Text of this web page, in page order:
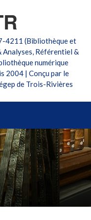
4211 (Bibliothèque et
Analyses, Référentiel &
numérique
2004 | Conçu par le
de Trois-Rivières